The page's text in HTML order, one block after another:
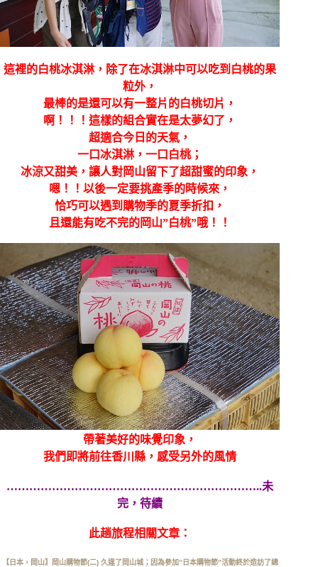
這裡的白桃冰淇淋，除了在冰淇淋中可以吃到白桃的果
粒外，
最棒的是還可以有一整片的白桃切片，
啊！！！這樣的組合實在是太夢幻了，
超適合今日的天氣，
一口冰淇淋，一口白桃；
冰涼又甜美，讓人對岡山留下了超甜蜜的印象，
嗯！！以後一定要挑產季的時候來，
恰巧可以遇到購物季的夏季折扣，
且還能有吃不完的岡山”白桃”哦！！
帶著美好的味覺印象，
我們即將前往香川縣，感受另外的風情
…………………………………………………………..未
完，待續
此趟旅程相關文章：
【日本，岡山】岡山購物節(二) 久違了岡山城；因為參加”日本購物節”活動終於造訪了總